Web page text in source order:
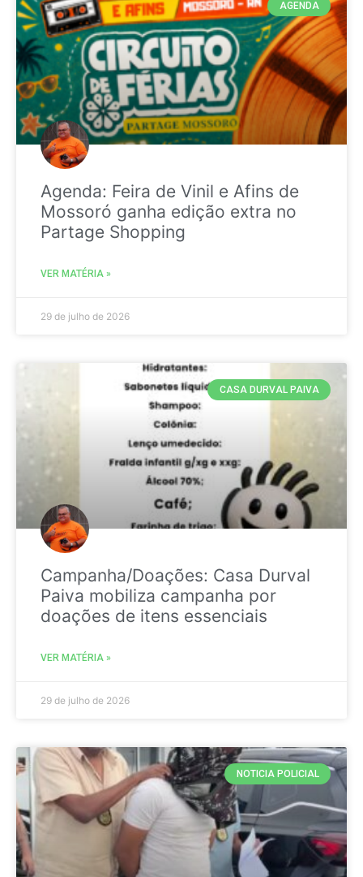
AGENDA
Agenda: Feira de Vinil e Afins de
Mossoró ganha edição extra no
Partage Shopping
VER MATÉRIA »
29 de julho de 2026
CASA DURVAL PAIVA
Campanha/Doações: Casa Durval
Paiva mobiliza campanha por
doações de itens essenciais
VER MATÉRIA »
29 de julho de 2026
NOTICIA POLICIAL